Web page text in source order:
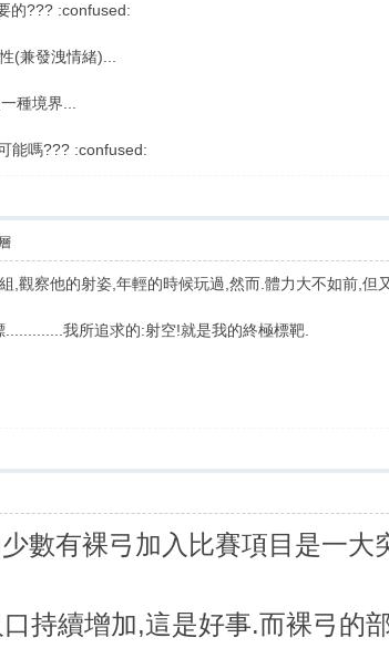
的??? :confused:
(兼發洩情緒)...
種境界...
能嗎??? :confused:
,觀察他的射姿,年輕的時候玩過,然而.體力大不如前,但
我所追求的:射空!就是我的終極標靶.
數有裸弓加入比賽項目是一大
持續增加,這是好事.而裸弓的